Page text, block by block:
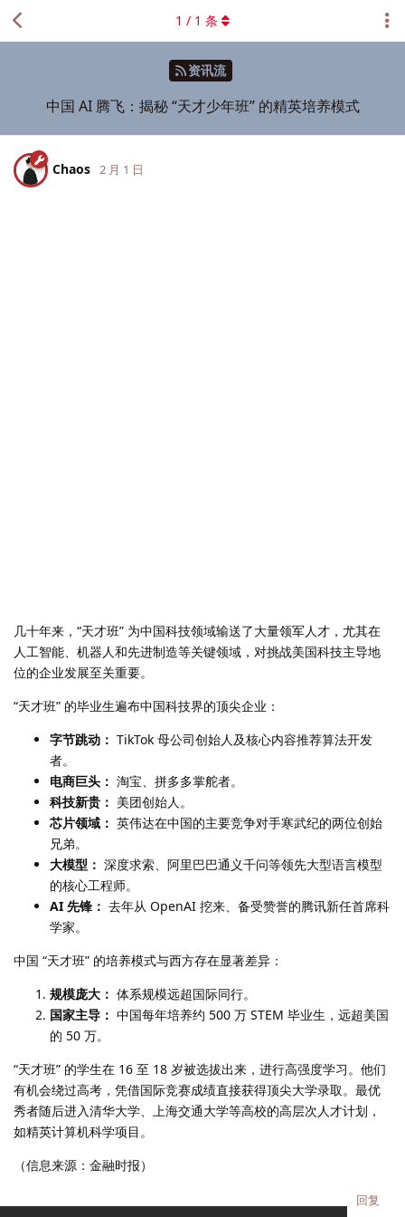
资讯流
中国 AI 腾飞：揭秘 “天才少年班” 的精英培养模式
1 / 1 条
Chaos 2 月 1 日
几十年来，“天才班” 为中国科技领域输送了大量领军人才，尤其在
人工智能、机器人和先进制造等关键领域，对挑战美国科技主导地
位的企业发展至关重要。
“天才班” 的毕业生遍布中国科技界的顶尖企业：
字节跳动： TikTok 母公司创始人及核心内容推荐算法开发
者。
电商巨头： 淘宝、拼多多掌舵者。
科技新贵： 美团创始人。
芯片领域： 英伟达在中国的主要竞争对手寒武纪的两位创始
兄弟。
大模型： 深度求索、阿里巴巴通义千问等领先大型语言模型
的核心工程师。
AI 先锋： 去年从 OpenAI 挖来、备受赞誉的腾讯新任首席科
学家。
中国 “天才班” 的培养模式与西方存在显著差异：
规模庞大： 体系规模远超国际同行。
国家主导： 中国每年培养约 500 万 STEM 毕业生，远超美国
的 50 万。
“天才班” 的学生在 16 至 18 岁被选拔出来，进行高强度学习。他们
有机会绕过高考，凭借国际竞赛成绩直接获得顶尖大学录取。最优
秀者随后进入清华大学、上海交通大学等高校的高层次人才计划，
如精英计算机科学项目。
（信息来源：金融时报）
回复